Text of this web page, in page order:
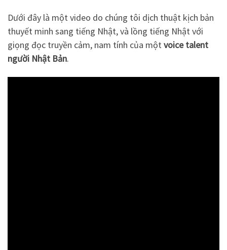
Dưới đây là một video do chúng tôi dịch thuật kịch bản
thuyết minh sang tiếng Nhật, và lồng tiếng Nhật với
giọng đọc truyền cảm, nam tính của mộtvoice talent
người Nhật Bản.